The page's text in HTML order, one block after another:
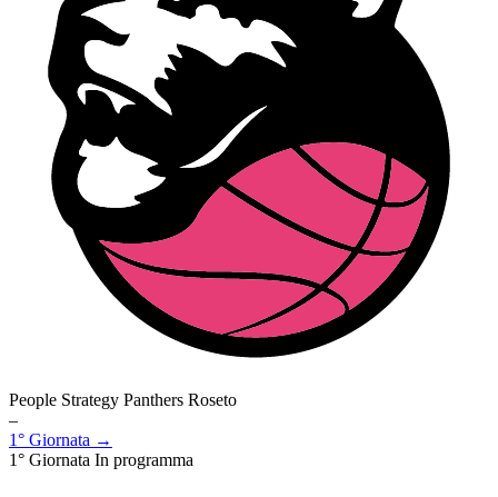
People Strategy Panthers Roseto
–
1° Giornata →
1° Giornata In programma